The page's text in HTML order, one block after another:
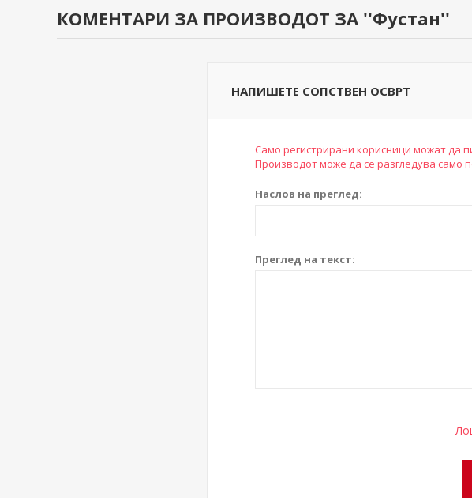
КОМЕНТАРИ ЗА ПРОИЗВОДОТ ЗА Фустан
НАПИШЕТЕ СОПСТВЕН ОСВРТ
Само регистрирани корисници можат да
Производот може да се разгледува само
Наслов на преглед:
Преглед на текст: